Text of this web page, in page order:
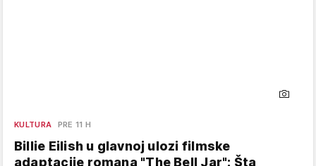
KULTURA PRE 11 H
Billie Eilish u glavnoj ulozi filmske
adaptacije romana "The Bell Jar": Šta